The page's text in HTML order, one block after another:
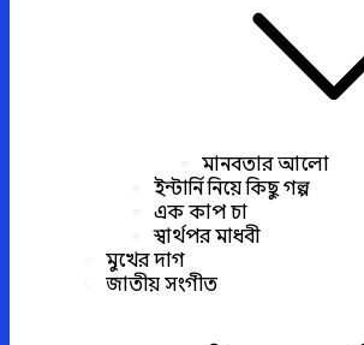
মানবতার আলো
ইন্টার্নি নিয়ে কিছু গল্প
এক কাপ চা
স্বার্থপর মাধবী
মুখের দাগ
জাতীয় সংগীত